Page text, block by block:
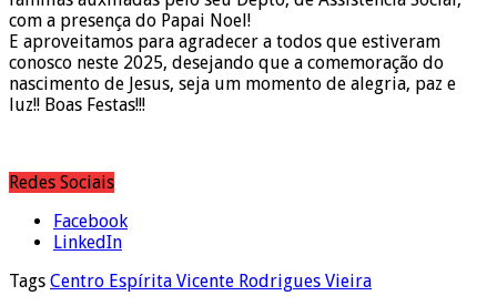
com a presença do Papai Noel!
E aproveitamos para agradecer a todos que estiveram
conosco neste 2025, desejando que a comemoração do
nascimento de Jesus, seja um momento de alegria, paz e
luz!! Boas Festas!!!
Redes Sociais
Facebook
LinkedIn
Tags Centro Espírita Vicente Rodrigues Vieira